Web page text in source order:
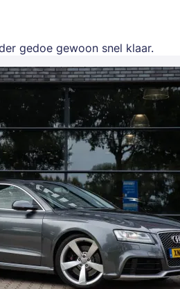
gedoe gewoon snel klaar.